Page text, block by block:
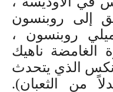
إلى روبنسون
روبنسون ،
الغامضة ناهيك
توم هانكس الذي يتحدث
من الثعبان).